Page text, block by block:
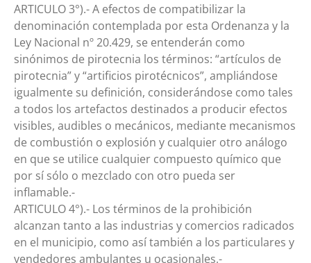
ARTICULO 3°).- A efectos de compatibilizar la
denominación contemplada por esta Ordenanza y la
Ley Nacional nº 20.429, se entenderán como
sinónimos de pirotecnia los términos: “artículos de
pirotecnia” y “artificios pirotécnicos”, ampliándose
igualmente su definición, considerándose como tales
a todos los artefactos destinados a producir efectos
visibles, audibles o mecánicos, mediante mecanismos
de combustión o explosión y cualquier otro análogo
en que se utilice cualquier compuesto químico que
por sí sólo o mezclado con otro pueda ser
inflamable.-
ARTICULO 4°).- Los términos de la prohibición
alcanzan tanto a las industrias y comercios radicados
en el municipio, como así también a los particulares y
vendedores ambulantes u ocasionales.-